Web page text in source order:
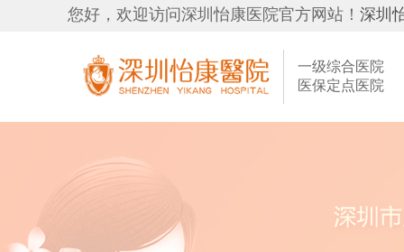
您好，欢迎访问深圳怡康医院官方网站！ 深圳
一级综合医院
医保定点医院